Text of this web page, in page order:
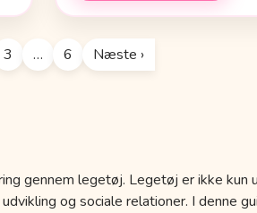
3 … 6 Næste ›
gennem legetøj. Legetøj er ikke
og sociale relationer. I denne